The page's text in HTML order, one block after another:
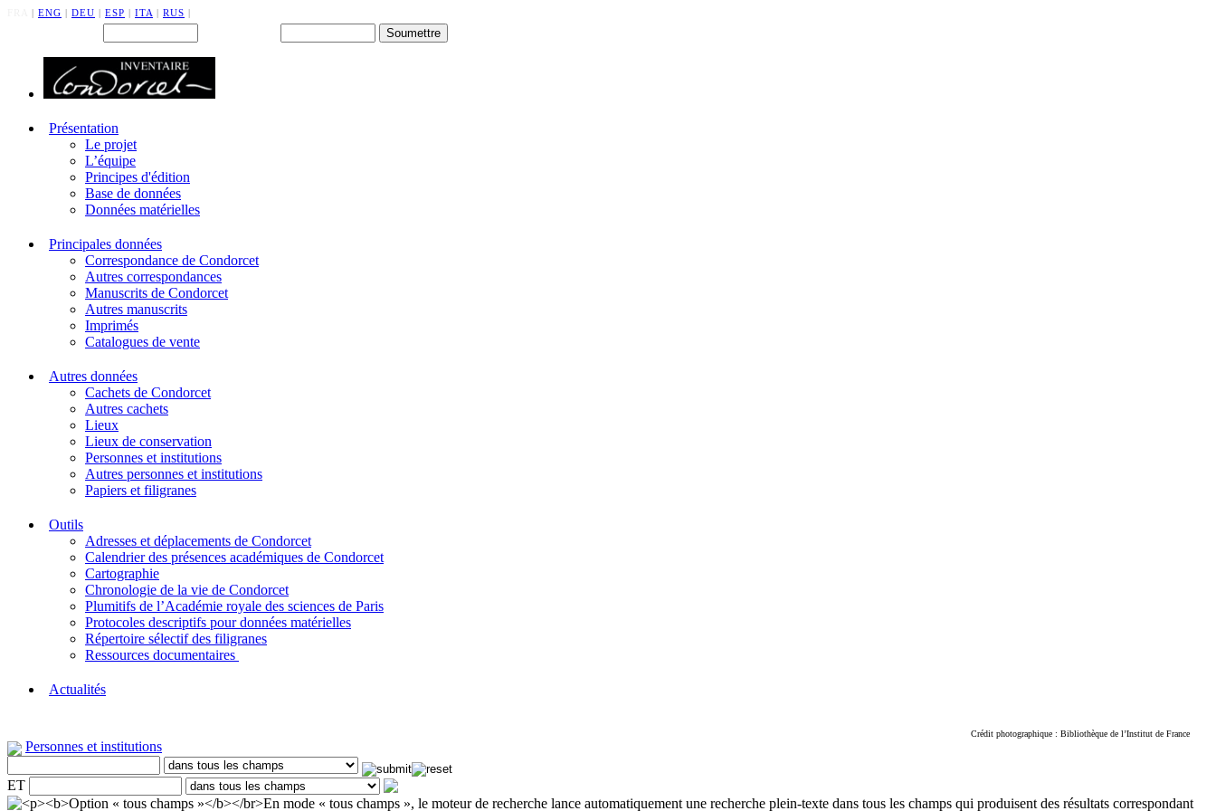
| ENG | DEU | ESP | ITA | RUS |
Présentation
Le projet
L’équipe
Principes d'édition
Base de données
Données matérielles
Principales données
Correspondance de Condorcet
Autres correspondances
Manuscrits de Condorcet
Autres manuscrits
Imprimés
Catalogues de vente
Autres données
Cachets de Condorcet
Autres cachets
Lieux
Lieux de conservation
Personnes et institutions
Autres personnes et institutions
Papiers et filigranes
Outils
Adresses et déplacements de Condorcet
Calendrier des présences académiques de Condorcet
Cartographie
Chronologie de la vie de Condorcet
Plumitifs de l’Académie royale des sciences de Paris
Protocoles descriptifs pour données matérielles
Répertoire sélectif des filigranes
Ressources documentaires
Actualités
Crédit photographique : Bibliothèque de l’Institut de France
Personnes et institutions
ET